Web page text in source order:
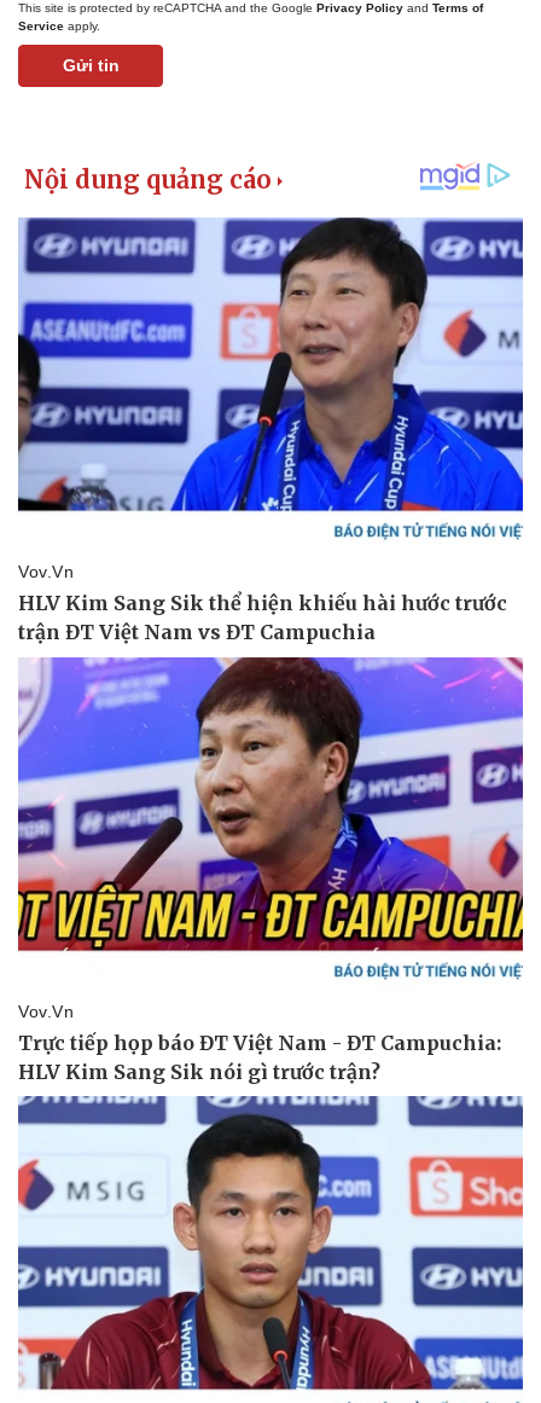
Pháp luật
Quân sự - Quốc phòng
Phân tích
This site is protected by reCAPTCHA and the Google Privacy Policy and Terms of
Service apply.
Gửi tin